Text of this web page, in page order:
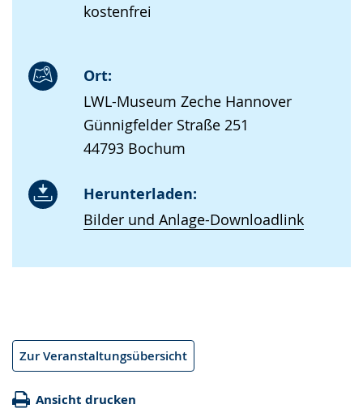
kostenfrei
Ort:
LWL-Museum Zeche Hannover
Günnigfelder Straße 251
44793 Bochum
Herunterladen:
Bilder und Anlage-Downloadlink
Zur Veranstaltungsübersicht
Ansicht drucken